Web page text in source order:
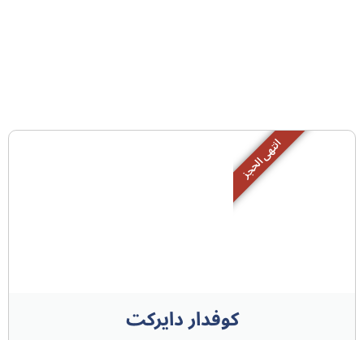
كوفدار دايركت
انتهى الحجز